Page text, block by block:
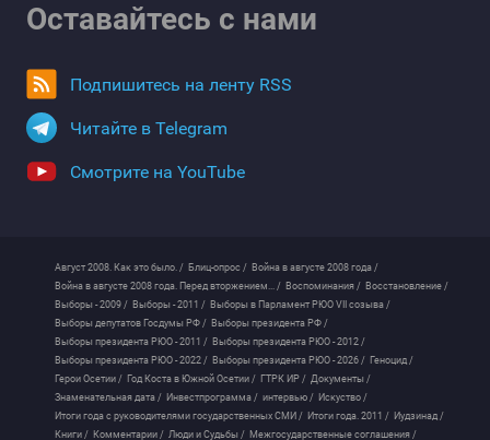
Оставайтесь с нами
Подпишитесь на ленту RSS
Читайте в Telegram
Смотрите на YouTube
Август 2008. Как это было. / Блиц-опрос / Война в августе 2008 года /
Война в августе 2008 года. Перед вторжением... / Воспоминания / Восстановление /
Выборы - 2009 / Выборы - 2011 / Выборы в Парламент РЮО VII созыва /
Выборы депутатов Госдумы РФ / Выборы президента РФ /
Выборы президента РЮО - 2011 / Выборы президента РЮО - 2012 /
Выборы президента РЮО - 2022 / Выборы президента РЮО - 2026 / Геноцид /
Герои Осетии / Год Коста в Южной Осетии / ГТРК ИР / Документы /
Знаменательная дата / Инвестпрограмма / интервью / Искуство /
Итоги года с руководителями государственных СМИ / Итоги года. 2011 / Иудзинад /
Книги / Комментарии / Люди и Судьбы / Межгосударственные соглашения /